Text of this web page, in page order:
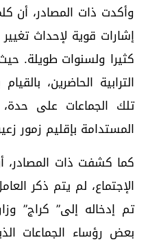
وأكدت ذات المصادر، أن
إشارات قوية لإحداث
كثيرا ولسنوات طويلة.
الترابية الحاضرين،
تلك الجماعات على حدة،
المستدامة بإقليم زمور
كما كشفت ذات المصادر،
الإجتماع، لم يتم ذكر
تم إدخاله إلى” كراج”
بعض رؤساء الجماعات